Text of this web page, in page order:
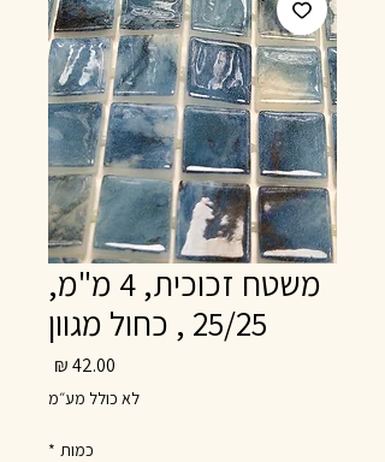
משטח זכוכית, 4 מ"מ,
25/25 , כחול מגוון
לא כולל מע״מ
כמות *